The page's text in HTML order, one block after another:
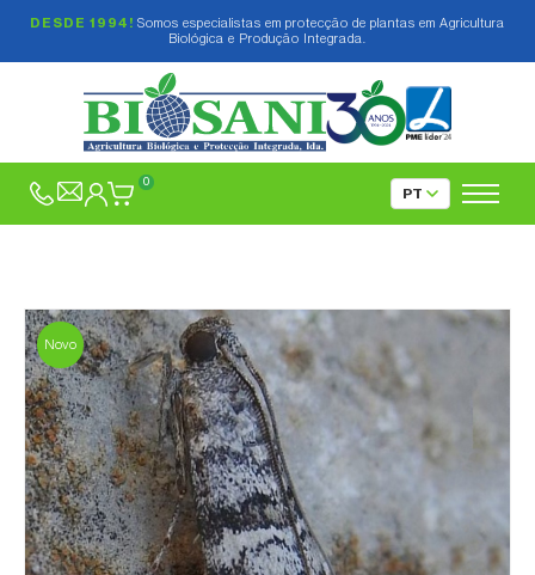
DESDE 1994! Somos especialistas em protecção de plantas em Agricultura
Biológica e Produção Integrada.
0
Novo